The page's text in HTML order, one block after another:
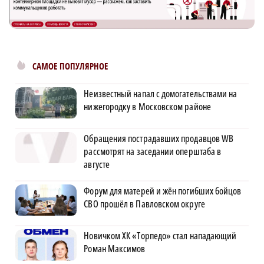
САМОЕ ПОПУЛЯРНОЕ
Неизвестный напал с домогательствами на
нижегородку в Московском районе
Обращения пострадавших продавцов WB
рассмотрят на заседании оперштаба в
августе
Форум для матерей и жён погибших бойцов
СВО прошёл в Павловском округе
Новичком ХК «Торпедо» стал нападающий
Роман Максимов